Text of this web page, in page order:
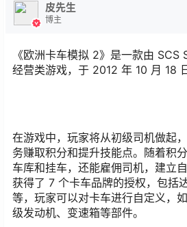
皮先生
博主
《欧洲卡车模拟 2》是一款由
经营类游戏，于 2012 年 10 月 18
在游戏中，玩家将从初级司机做起
务赚取积分和提升技能点。随着积
车库和挂车，还能雇佣司机，建立
获得了 7 个卡车品牌的授权，包括
等，玩家可以对卡车进行自定义，
级发动机、变速箱等部件。